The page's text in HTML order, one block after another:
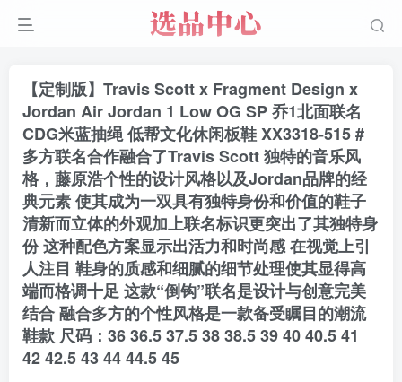
【定制版】Travis Scott x Fragment Design x
Jordan Air Jordan 1 Low OG SP 乔1北面联名
CDG米蓝抽绳 低帮文化休闲板鞋 XX3318-515 #
多方联名合作融合了Travis Scott 独特的音乐风
格，藤原浩个性的设计风格以及Jordan品牌的经
典元素 使其成为一双具有独特身份和价值的鞋子
清新而立体的外观加上联名标识更突出了其独特身
份 这种配色方案显示出活力和时尚感 在视觉上引
人注目 鞋身的质感和细腻的细节处理使其显得高
端而格调十足 这款“倒钩”联名是设计与创意完美
结合 融合多方的个性风格是一款备受瞩目的潮流
鞋款 尺码：36 36.5 37.5 38 38.5 39 40 40.5 41
42 42.5 43 44 44.5 45